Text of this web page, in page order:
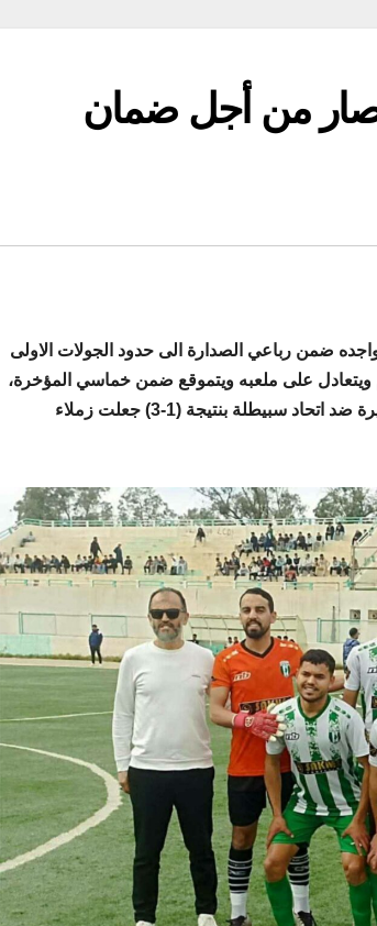
من أجل ضمان
ضمن رباعي الصدارة الى حدود الجولات الاولى
ويتعادل على ملعبه ويتموقع ضمن خماسي المؤخرة،
ثم تحققت الاستفاقة لجولتين جعلته يعود إلى وسط الترتيب… لكن الهزيمة الأخيرة ضد اتحاد سبيطلة بنتيجة (1-3) جعلت زملاء